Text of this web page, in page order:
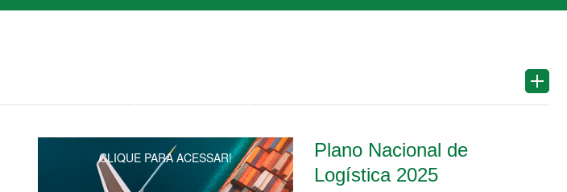
CLIQUE PARA ACESSAR!
Plano Nacional de
Logística 2025